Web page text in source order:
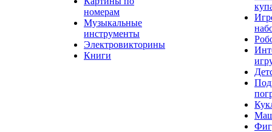
номерам
Музыкальные
инструменты
Электровикторины
Книги